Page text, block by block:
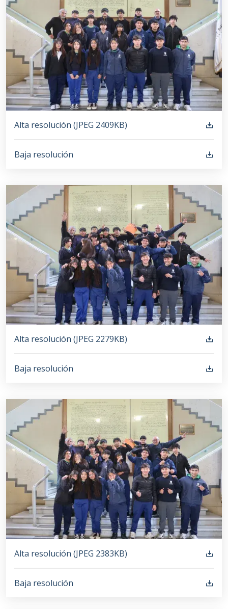
Alta resolución (JPEG 2409KB)
Baja resolución
Alta resolución (JPEG 2279KB)
Baja resolución
Alta resolución (JPEG 2383KB)
Baja resolución